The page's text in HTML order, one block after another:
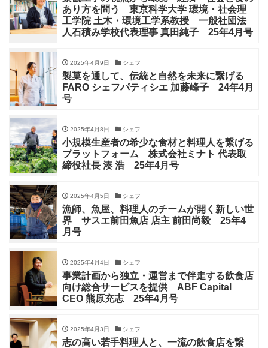
あり方を問う 東京科学大学 環境・社会理
工学院 土木・環境工学系教授 一般社団法
人石積み学校代表理事 真田純子 25年4月号
2025年4月9日 シェフ
製菓を通して、伝統と自然を未来に繋げる
FARO シェフパティシエ 加藤峰子 24年4月
号
2025年4月8日 シェフ
小規模生産者の希少な食材と料理人を繋げる
プラットフォーム 株式会社ミナト 代表取
締役社長 湊 浩 25年4月号
2025年4月5日 シェフ
漁師、魚屋、料理人のチームが開く新しい世
界 サスエ前田魚店 店主 前田尚毅 25年4
月号
2025年4月4日 シェフ
事業計画から独立・運営まで伴走する飲食店
向け総合サービスを提供 ABF Capital
CEO 熊原充志 25年4月号
2025年4月3日 シェフ
志の高い若手料理人と、一流の飲食店を繋